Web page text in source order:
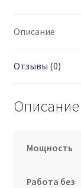
Описание
Отзывы (0)
Описание
Мощность
Работа без